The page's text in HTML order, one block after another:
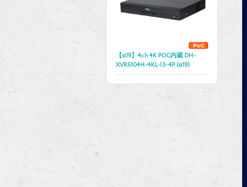
【α19】4ch 4K POC内蔵 DH-
XVR5104H-4KL-I3-4P (α19)